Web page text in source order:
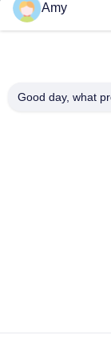
ビデオ
品質管理
Amy
Good day, what